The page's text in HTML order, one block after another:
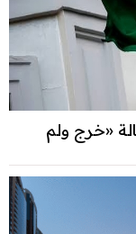
«خرج ولم